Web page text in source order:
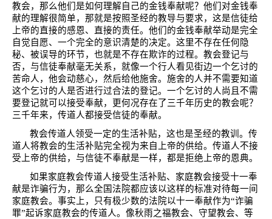
教会，那么他们是如何理解自己的金钱奉献呢？他们对金钱奉
献的理解很简单，那就是按照圣经的教导与要求，这是信徒给
上帝的直接的感恩、直接的责任。他们的金钱奉献举动是完全
自觉自愿、一个完全的意识清楚的决定。这里不存在任何隐
秘、被误导的环节，也就是不存在欺诈的过程。教会登记与
否，与信徒奉献毫无关系，就像一个行人看见街边一个乞讨的
苦命人，他会动慈心，然后给他施舍。施舍的人并不需要知道
这个乞讨的人是否进行过合法的登记。一个乞讨的人尚且不需
要登记就可以接受奉献，更何况存在了三千年历史的教会呢？
三千年来，传道人都接受信徒的奉献。
教会传道人领受一定的生活补贴，这也是圣经的教训。传
道人将教会的生活补贴完全视为来自上帝的供给。传道人不接
受上帝的供给，与信徒不奉献是一样，都是拒绝上帝的恩典。
如果家庭教会传道人接受生活补贴、家庭教会接受十一奉
献是诈骗行为，那么全国法院都应该以这样的标准对待每一间
家庭教会。事实上，只有极少数的法院以十一奉献作为“诈骗
罪”起诉家庭教会的传道人。像秋雨之福教会、守望教会、等